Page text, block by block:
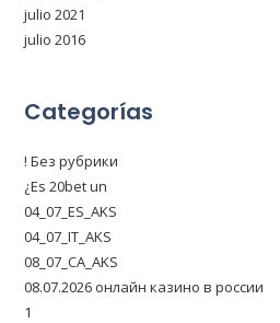
julio 2021
julio 2016
Categorías
! Без рубрики
¿Es 20bet un
04_07_ES_AKS
04_07_IT_AKS
08_07_CA_AKS
08.07.2026 онлайн казино в россии
1